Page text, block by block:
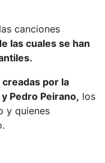
canciones
las cuales se han
por la
Pedro Peirano, los
y quienes